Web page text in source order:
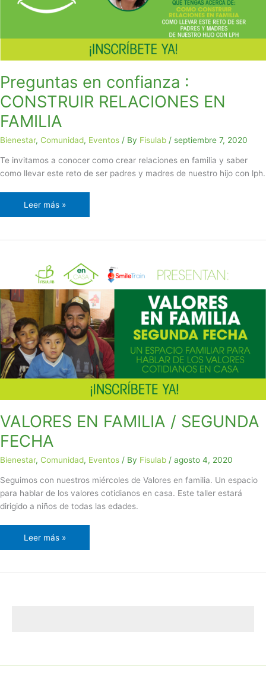
Preguntas en confianza :
CONSTRUIR RELACIONES EN
FAMILIA
Bienestar, Comunidad, Eventos / By Fisulab / septiembre 7, 2020
Te invitamos a conocer como crear relaciones en familia y saber
como llevar este reto de ser padres y madres de nuestro hijo con lph.
EN
Leer más »
VALORES EN FAMILIA / SEGUNDA
FECHA
Bienestar, Comunidad, Eventos / By Fisulab / agosto 4, 2020
Seguimos con nuestros miércoles de Valores en familia. Un espacio
para hablar de los valores cotidianos en casa. Este taller estará
dirigido a niños de todas las edades.
VALORES
FAMILIA
SEGUNDA
FECHA
Leer más »